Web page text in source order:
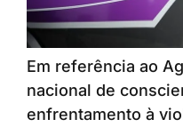
Em referência ao
nacional de
enfrentamento à